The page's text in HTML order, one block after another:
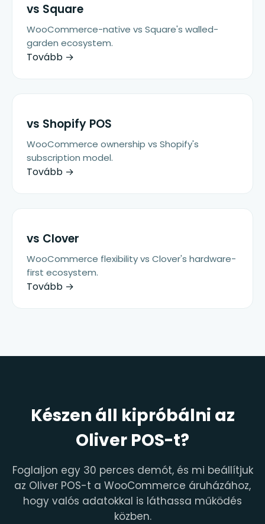
vs Square
WooCommerce-native vs Square's walled-
garden ecosystem.
Tovább →
vs Shopify POS
WooCommerce ownership vs Shopify's
subscription model.
Tovább →
vs Clover
WooCommerce flexibility vs Clover's hardware-
first ecosystem.
Tovább →
Készen áll kipróbálni az
Oliver POS-t?
Foglaljon egy 30 perces demót, és mi beállítjuk
az Oliver POS-t a WooCommerce áruházához,
hogy valós adatokkal is láthassa működés
közben.